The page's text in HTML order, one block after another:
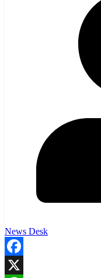
News Desk
Facebook